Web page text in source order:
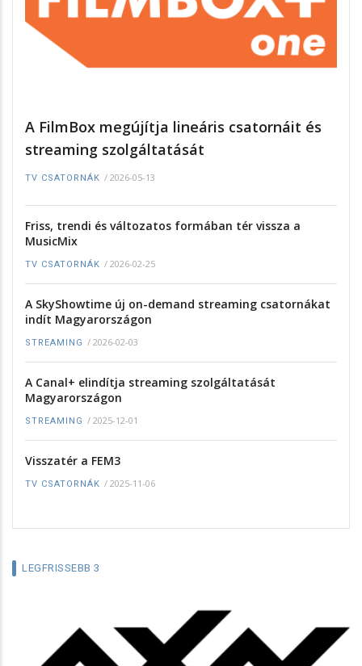
A FilmBox megújítja lineáris csatornáit és
streaming szolgáltatását
TV CSATORNÁK / 2026-05-13
Friss, trendi és változatos formában tér vissza a
MusicMix
TV CSATORNÁK / 2026-02-25
A SkyShowtime új on-demand streaming csatornákat
indít Magyarországon
STREAMING / 2026-02-03
A Canal+ elindítja streaming szolgáltatását
Magyarországon
STREAMING / 2025-12-01
Visszatér a FEM3
TV CSATORNÁK / 2025-11-06
LEGFRISSEBB 3